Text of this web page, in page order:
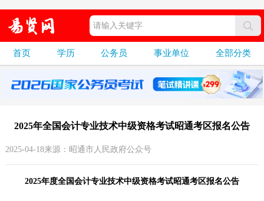
首页 学历 公务员 事业单位 全部分类
2025年全国会计专业技术中级资格考试昭通考区报名公告
2025-04-18来源：昭通市人民政府公众号
2025年度全国会计专业技术中级资格考试昭通考区报名公告